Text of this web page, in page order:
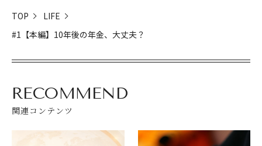
TOP
LIFE
#1【本編】10年後の年金、大丈夫？
RECOMMEND
関連コンテンツ